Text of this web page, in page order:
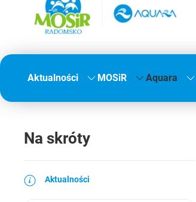
Aktualności MOSiR Aquara
Na skróty
Aktualności